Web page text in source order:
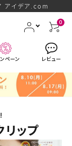
アイデア.com
0
ペーン レビュー
リップ